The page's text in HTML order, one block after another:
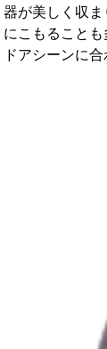
器が美しく収
にこもること
ドアシーンに